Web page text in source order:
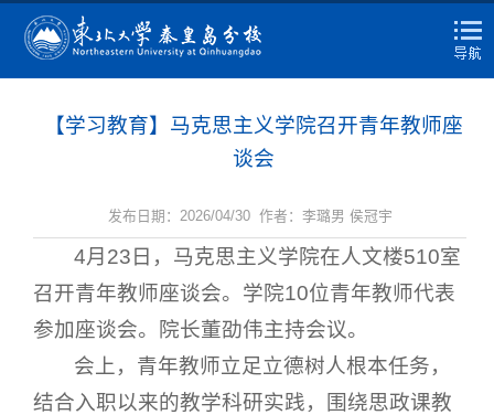
【学习教育】马克思主义学院召开青年教师座
谈会
发布日期：2026/04/30 作者：李璐男 侯冠宇
4月23日，马克思主义学院在人文楼510室
召开青年教师座谈会。学院10位青年教师代表
参加座谈会。院长董劭伟主持会议。
会上，青年教师立足立德树人根本任务，
结合入职以来的教学科研实践，围绕思政课教